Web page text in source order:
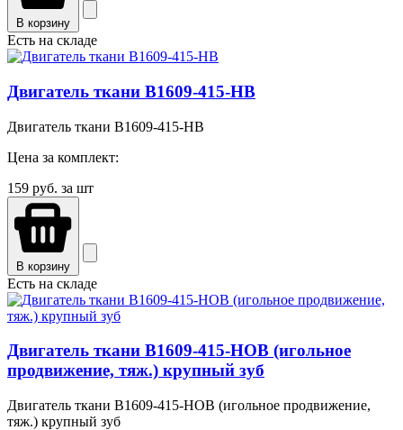
В корзину
Есть на складе
Двигатель ткани B1609-415-HB
Двигатель ткани B1609-415-HB
Цена за комплект:
159 руб. за шт
В корзину
Есть на складе
Двигатель ткани B1609-415-HOB (игольное
продвижение, тяж.) крупный зуб
Двигатель ткани B1609-415-HOB (игольное продвижение,
тяж.) крупный зуб